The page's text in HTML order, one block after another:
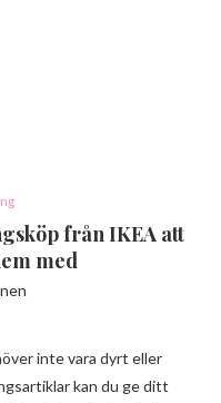
från IKEA att
med
inte vara dyrt eller
kan du ge ditt